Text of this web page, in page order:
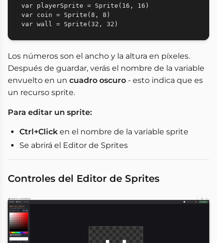
var playerSprite = Sprite(16, 16)
var coin = Sprite(8, 8)
Los números son el ancho y la altura en píxeles.
Después de guardar, verás el nombre de la variable
envuelto en un cuadro oscuro - esto indica que es
un recurso sprite.
Para editar un sprite:
Ctrl+Click en el nombre de la variable sprite
Se abrirá el Editor de Sprites
Controles del Editor de Sprites